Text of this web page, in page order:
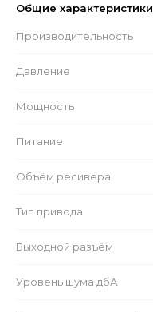
Общие характеристики
Производительность
Давление
Мощность
Питание
Объём ресивера
Тип привода
Выходной разъём
Уровень шума дбА